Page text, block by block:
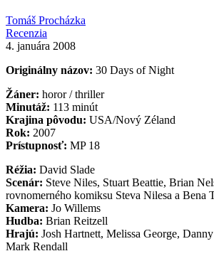
Tomáš Procházka
Recenzia
4. januára 2008
Originálny názov: 30 Days of Night
Žáner: horor / thriller
Minutáž: 113 minút
Krajina pôvodu: USA/Nový Zéland
Rok: 2007
Prístupnosť: MP 18
Réžia: David Slade
Scenár: Steve Niles, Stuart Beattie, Brian
rovnomerného komiksu Steva Nilesa a Bena
Kamera: Jo Willems
Hudba: Brian Reitzell
Hrajú: Josh Hartnett, Melissa George,
Mark Rendall